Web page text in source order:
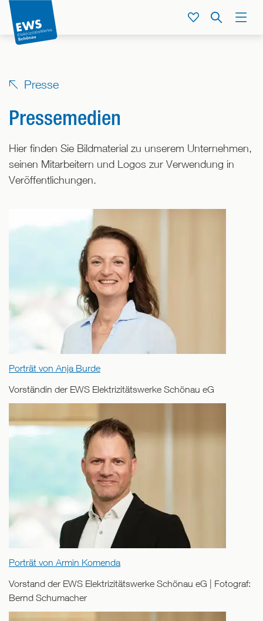
Direkt
zum
Inhalt
Menü
Suche
Service
Presse
Pressemedien
Hier finden Sie Bildmaterial zu unserem Unternehmen,
seinen Mitarbeitern und Logos zur Verwendung in
Veröffentlichungen.
Porträt von Anja Burde
Vorständin der EWS Elektrizitätswerke Schönau eG
Porträt von Armin Komenda
Vorstand der EWS Elektrizitätswerke Schönau eG | Fotograf:
Bernd Schumacher